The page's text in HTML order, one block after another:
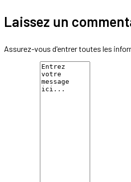
Laissez un
Assurez-vous d'entrer toutes les